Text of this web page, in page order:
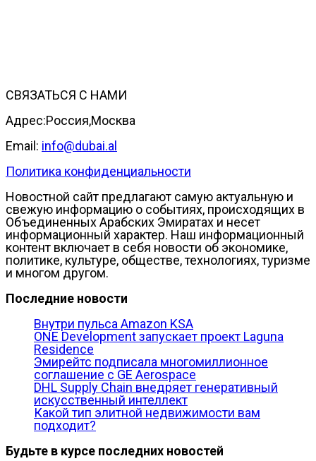
СВЯЗАТЬСЯ С НАМИ
Адрес:Россия,Москва
Email: info@dubai.al
Политика конфиденциальности
Новостной сайт предлагают самую актуальную и
свежую информацию о событиях, происходящих в
Объединенных Арабских Эмиратах и несет
информационный характер. Наш информационный
контент включает в себя новости об экономике,
политике, культуре, обществе, технологиях, туризме
и многом другом.
Последние новости
Внутри пульса Amazon KSA
ONE Development запускает проект Laguna
Residence
Эмирейтс подписала многомиллионное
соглашение с GE Aerospace
DHL Supply Chain внедряет генеративный
искусственный интеллект
Какой тип элитной недвижимости вам
подходит?
Будьте в курсе последних новостей